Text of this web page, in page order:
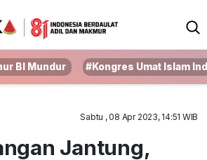
BI Mundur #Kongres Umat Islam
Sabtu , 08 Apr 2023, 14:51 WIB
Jantung,